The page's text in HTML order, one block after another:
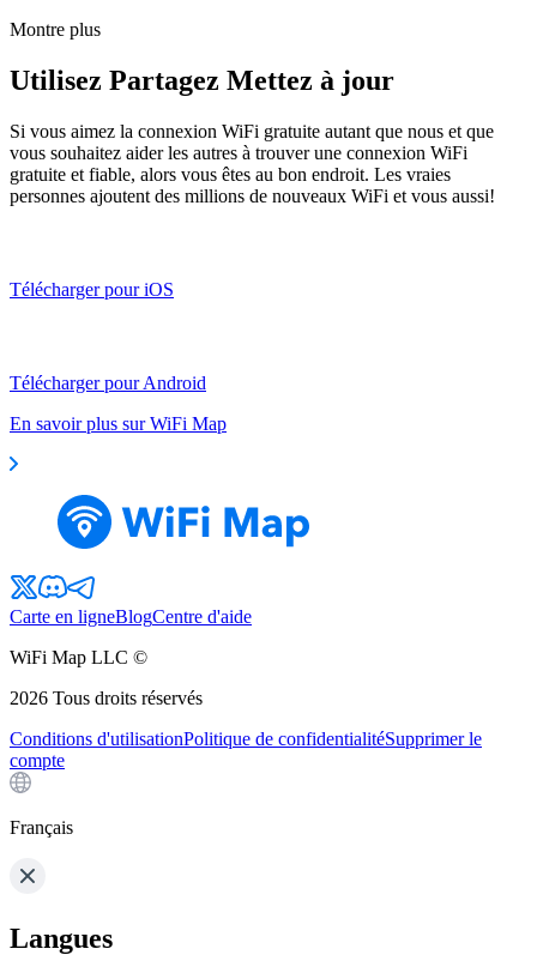
Montre plus
Utilisez Partagez Mettez à jour
Si vous aimez la connexion WiFi gratuite autant que nous et que
vous souhaitez aider les autres à trouver une connexion WiFi
gratuite et fiable, alors vous êtes au bon endroit. Les vraies
personnes ajoutent des millions de nouveaux WiFi et vous aussi!
Télécharger pour iOS
Télécharger pour Android
En savoir plus sur WiFi Map
Carte en ligneBlogCentre d'aide
WiFi Map LLC ©
2026 Tous droits réservés
Conditions d'utilisationPolitique de confidentialitéSupprimer le
compte
Français
Langues